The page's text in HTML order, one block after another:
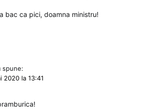
bac ca pici, doamna ministru!
spune:
2020 la 13:41